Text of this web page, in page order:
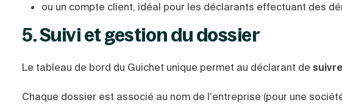
ou un compte client, idéal pour les déclarants effectuant des
5. Suivi et gestion du dossier
Le tableau de bord du Guichet unique permet au déclarant de
Chaque dossier est associé au nom de l’entreprise (pour une